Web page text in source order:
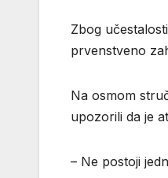
Zbog
prvenstveno
Na osmom
upozorili da je
– Ne postoji